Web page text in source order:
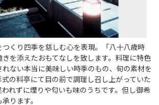
くり四季を慈しむ心を表現。「八十八歳時
を添えたおもてなしを致します。料理に特色
ない本当に美味しい時季のもの、旬の素材を
の料亭にて目の前で調理し召し上がっていた
れずに煙りや匂いも味のうちです。但し御希
ります。